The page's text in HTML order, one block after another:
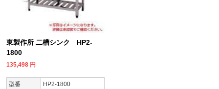
東製作所 二槽シンク HP2-
1800
135,498 円
型番
HP2-1800